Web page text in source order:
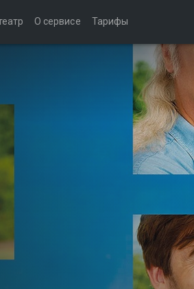
О сервисе Тарифы